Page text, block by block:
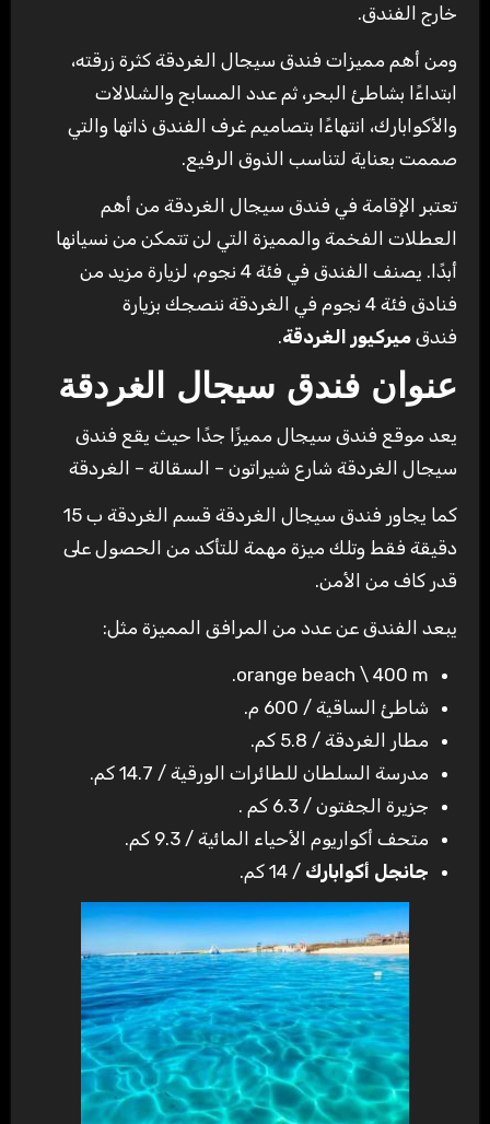
خارج الفندق.
ومن أهم مميزات فندق سيجال الغردقة كثرة زرقته،
ابتداءًا بشاطئ البحر، ثم عدد المسابح والشلالات
والأكوابارك، انتهاءًا بتصاميم غرف الفندق ذاتها والتي
صممت بعناية لتناسب الذوق الرفيع.
تعتبر الإقامة في فندق سيجال الغردقة من أهم
العطلات الفخمة والمميزة التي لن تتمكن من نسيانها
أبدًا. يصنف الفندق في فئة 4 نجوم، لزيارة مزيد من
فنادق فئة 4 نجوم في الغردقة ننصجك بزيارة
فندق ميركيور الغردقة.
عنوان فندق سيجال الغردقة
يعد موقع فندق سيجال مميزًا جدًا حيث يقع فندق
سيجال الغردقة شارع شيراتون – السقالة – الغردقة
كما يجاور فندق سيجال الغردقة قسم الغردقة ب 15
دقيقة فقط وتلك ميزة مهمة للتأكد من الحصول على
قدر كاف من الأمن.
يبعد الفندق عن عدد من المرافق المميزة مثل:
orange beach \ 400 m.
شاطئ الساقية / 600 م.
مطار الغردقة / 5.8 كم.
مدرسة السلطان للطائرات الورقية / 14.7 كم.
جزيرة الجفتون / 6.3 كم .
متحف أكواريوم الأحياء المائية / 9.3 كم.
جانجل أكوابارك / 14 كم.